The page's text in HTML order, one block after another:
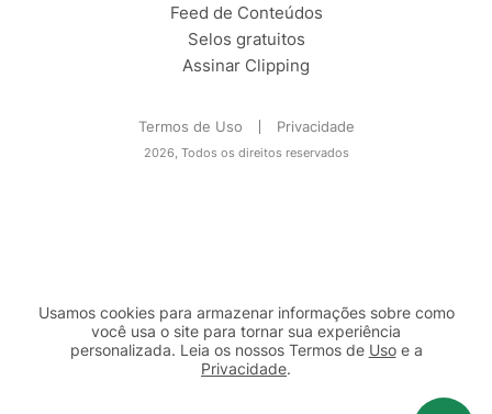
Feed de Conteúdos
Selos gratuitos
Assinar Clipping
Termos de Uso Privacidade
2026, Todos os direitos reservados
Usamos cookies para armazenar informações sobre como
você usa o site para tornar sua experiência
personalizada. Leia os nossos Termos de Usoe a
Privacidade.